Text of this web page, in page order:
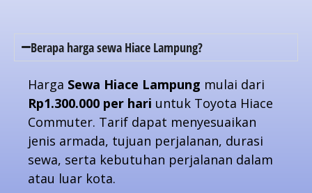
Berapa harga sewa Hiace Lampung?
Harga Sewa Hiace Lampung mulai dari
Rp1.300.000 per hari untuk Toyota Hiace
Commuter. Tarif dapat menyesuaikan
jenis armada, tujuan perjalanan, durasi
sewa, serta kebutuhan perjalanan dalam
atau luar kota.